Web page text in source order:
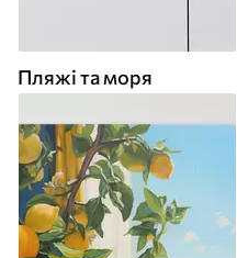
Пляжі та моря